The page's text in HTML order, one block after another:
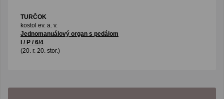
TURČOK
kostol ev. a. v.
Jednomanuálový organ s pedálom
I / P / 6/4
(20. r. 20. stor.)